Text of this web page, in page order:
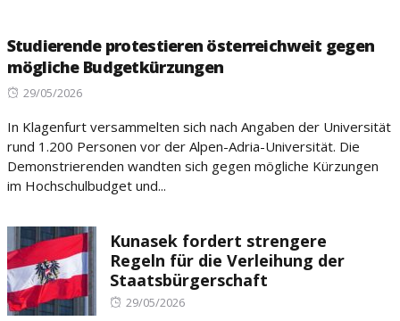
Studierende protestieren österreichweit gegen
mögliche Budgetkürzungen
Posted
29/05/2026
In Klagenfurt versammelten sich nach Angaben der Universität
rund 1.200 Personen vor der Alpen-Adria-Universität. Die
Demonstrierenden wandten sich gegen mögliche Kürzungen
im Hochschulbudget und...
Kunasek fordert strengere
Regeln für die Verleihung der
Staatsbürgerschaft
Posted
29/05/2026